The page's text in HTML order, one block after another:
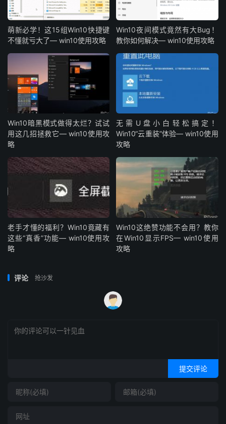
萌新必学！这15组Win10快捷键
不懂就亏大了— win10使用攻略
Win10夜间模式竟然有大Bug！
教你如何解决— win10使用攻略
Win10暗黑模式做得太烂？试试
用这几招拯救它— win10使用攻
略
无需U盘小白轻松搞定！
Win10“云重装”体验— win10使用
攻略
老手才懂的福利？Win10竟藏有
这些“真香”功能— win10使用攻
略
Win10这绝赞功能不会用？教你
在Win10显示FPS— win10使用
攻略
评论 抢沙发
提交评论